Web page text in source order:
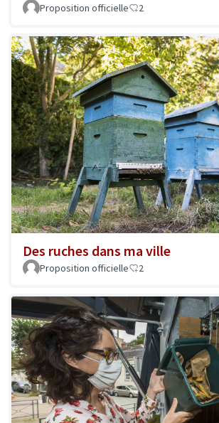
Proposition officielle 2
Des ruches dans ma ville
Proposition officielle 2